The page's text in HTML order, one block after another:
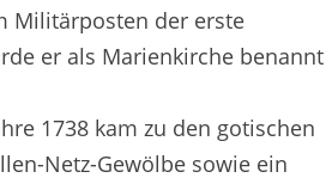
Militärposten der erste
er als Marienkirche benannt
1738 kam zu den gotischen
Netz-Gewölbe sowie ein